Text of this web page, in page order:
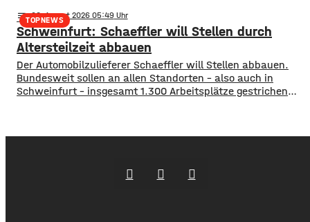
gesamten Busverkehr umzugestalten. In einer
Bürgerbeteiligung konnten die Würzburger jetzt Lob, Kritik
und Wünsche einbringen. Was gut funktioniert sind
demnach die
TOPNEWS
notes 06. August 2026 05:49
Schweinfurt: Schaeffler will Stellen durch
Altersteilzeit abbauen
Der Automobilzulieferer Schaeffler will Stellen abbauen.
Bundesweit sollen an allen Standorten – also auch in
Schweinfurt – insgesamt 1.300 Arbeitsplätze gestrichen